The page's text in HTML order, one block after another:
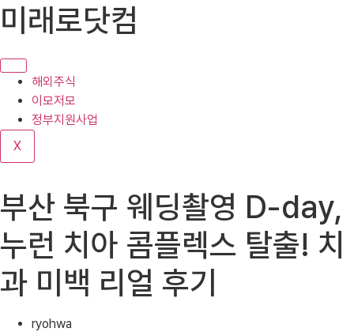
텐
로
기
미래로닷컴
해외주식
이모저모
정부지원사업
X
부산 북구 웨딩촬영 D-day,
누런 치아 콤플렉스 탈출! 치
과 미백 리얼 후기
ryohwa